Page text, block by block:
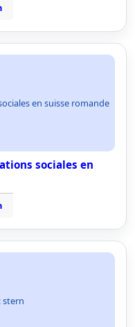
en suisse romande
sociales en
stern